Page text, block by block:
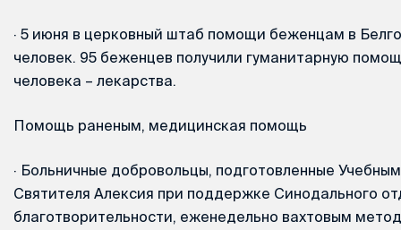
· 5 июня в церковный штаб помощи беженцам в
человек. 95 беженцев получили гуманитарную
человека – лекарства.
Помощь раненым, медицинская помощь
· Больничные добровольцы, подготовленные
Святителя Алексия при поддержке Синодального
благотворительности, еженедельно вахтовым